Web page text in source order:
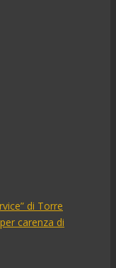
di Torre
carenza di